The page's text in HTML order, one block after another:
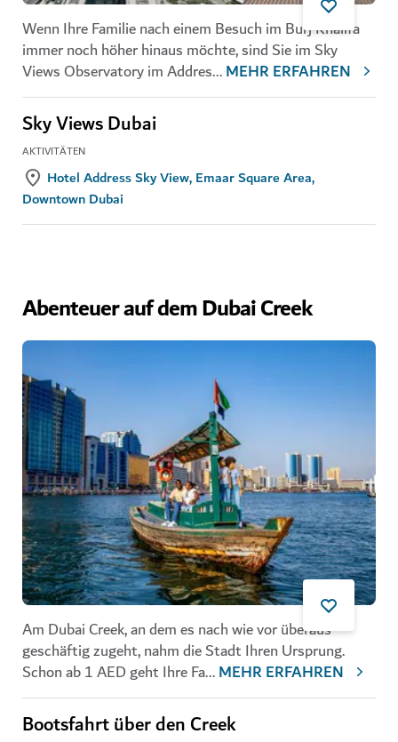
Wenn Ihre Familie nach einem Besuch im Burj Khalifa
immer noch höher hinaus möchte, sind Sie im Sky
Views Observatory im Addres...MEHR ERFAHREN
Sky Views Dubai
AKTIVITÄTEN
Hotel Address Sky View, Emaar Square Area,
Downtown Dubai
Abenteuer auf dem Dubai Creek
Am Dubai Creek, an dem es nach wie vor überaus
geschäftig zugeht, nahm die Stadt Ihren Ursprung.
Schon ab 1 AED geht Ihre Fa...MEHR ERFAHREN
Bootsfahrt über den Creek